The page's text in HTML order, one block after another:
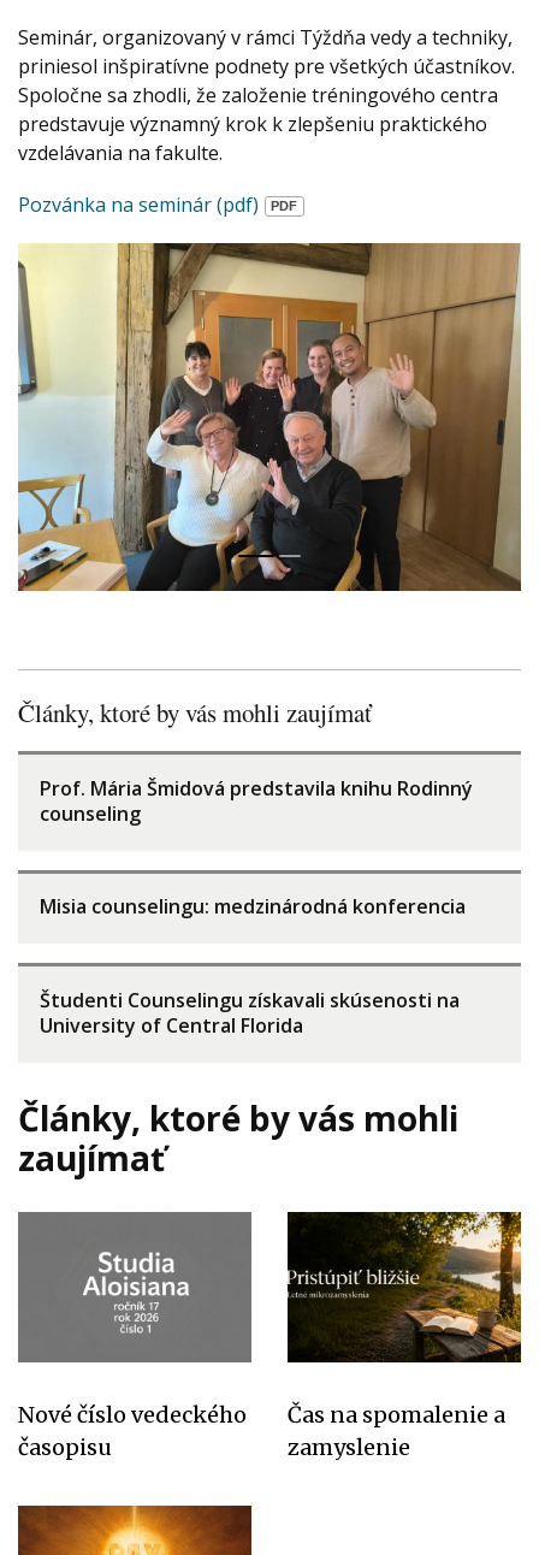
Seminár, organizovaný v rámci Týždňa vedy a techniky,
priniesol inšpiratívne podnety pre všetkých účastníkov.
Spoločne sa zhodli, že založenie tréningového centra
predstavuje významný krok k zlepšeniu praktického
vzdelávania na fakulte.
Pozvánka na seminár (pdf)
Články, ktoré by vás mohli zaujímať
Prof. Mária Šmidová predstavila knihu Rodinný
counseling
Misia counselingu: medzinárodná konferencia
Študenti Counselingu získavali skúsenosti na
University of Central Florida
Články, ktoré by vás mohli
zaujímať
Nové číslo vedeckého
časopisu
Čas na spomalenie a
zamyslenie